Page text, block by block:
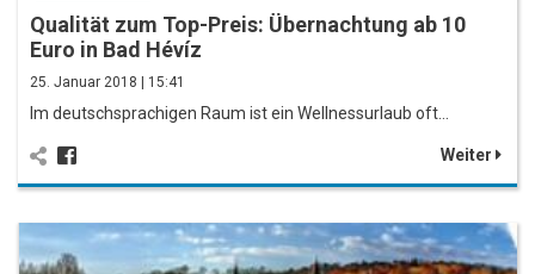
Qualität zum Top-Preis: Übernachtung ab 10
Euro in Bad Hévíz
25. Januar 2018 | 15:41
Im deutschsprachigen Raum ist ein Wellnessurlaub oft…
Weiter